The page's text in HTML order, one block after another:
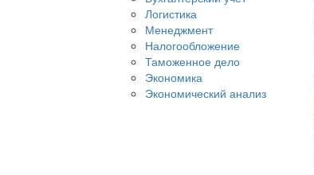
Логистика
Менеджмент
Налогообложение
Таможенное дело
Экономика
Экономический анализ